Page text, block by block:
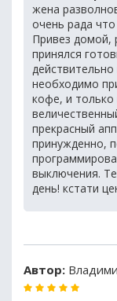
жена
очень рада
Привез домой,
принялся
действительно
необходимо
кофе, и только
прекрасный
принужденно,
выключения.
день! кстати
Автор: